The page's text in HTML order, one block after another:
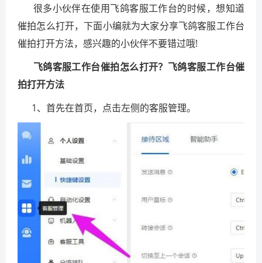
很多小伙伴在使用飞鸽客服工作台的时候，想知道
催拍怎么打开，下面小编就为大家分享飞鸽客服工作台
催拍打开方法，感兴趣的小伙伴不要错过哦!
飞鸽客服工作台催拍怎么打开？飞鸽客服工作台催
拍打开方法
1、首先在首页，点击左侧的客服管理。